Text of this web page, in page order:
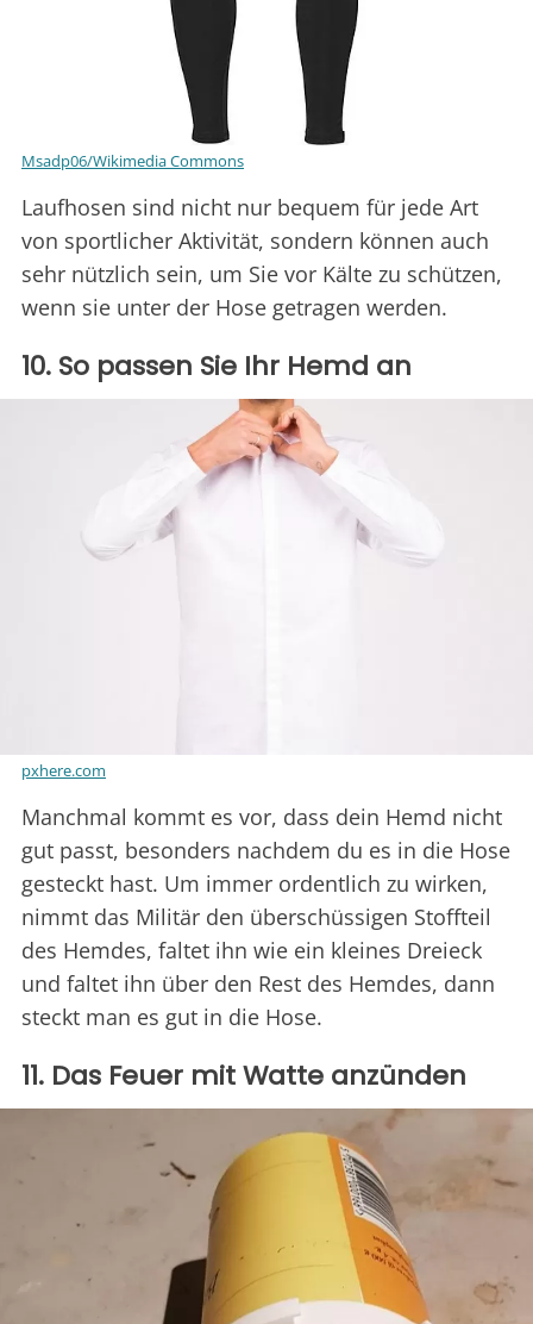
Msadp06/Wikimedia Commons
Laufhosen sind nicht nur bequem für jede Art
von sportlicher Aktivität, sondern können auch
sehr nützlich sein, um Sie vor Kälte zu schützen,
wenn sie unter der Hose getragen werden.
10. So passen Sie Ihr Hemd an
pxhere.com
Manchmal kommt es vor, dass dein Hemd nicht
gut passt, besonders nachdem du es in die Hose
gesteckt hast. Um immer ordentlich zu wirken,
nimmt das Militär den überschüssigen Stoffteil
des Hemdes, faltet ihn wie ein kleines Dreieck
und faltet ihn über den Rest des Hemdes, dann
steckt man es gut in die Hose.
11. Das Feuer mit Watte anzünden